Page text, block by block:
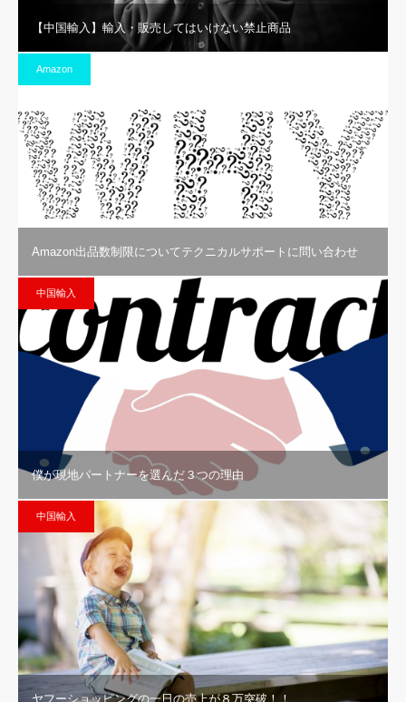
【中国輸入】輸入・販売してはいけない禁止商品
Amazon
Amazon出品数制限についてテクニカルサポートに問い合わせ
中国輸入
僕が現地パートナーを選んだ３つの理由
中国輸入
ヤフーショッピングの一日の売上が８万突破！！